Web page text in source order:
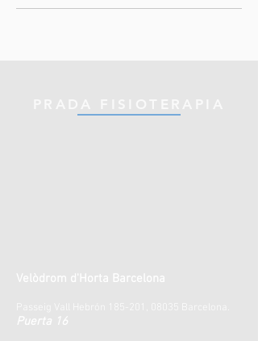
Velòdrom d'Horta Barcelona
Puerta 16